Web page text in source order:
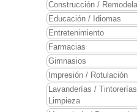
Construcción /
Educación / Idiomas
Entretenimiento
Farmacias
Gimnasios
Impresión / Rotulación
Lavanderías /
Limpieza